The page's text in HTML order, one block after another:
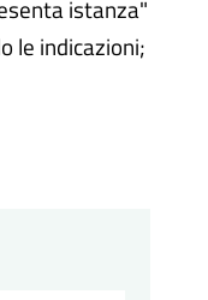
istanza"
le indicazioni;